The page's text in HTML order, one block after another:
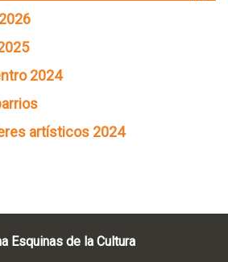
2024
artísticos 2024
Esquinas de la Cultura